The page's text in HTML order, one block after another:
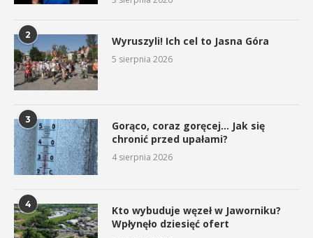
2 Wyruszyli! Ich cel to Jasna Góra
5 sierpnia 2026
3
Gorąco, coraz goręcej… Jak się
chronić przed upałami?
4 sierpnia 2026
4
Kto wybuduje węzeł w Jaworniku?
Wpłynęło dziesięć ofert